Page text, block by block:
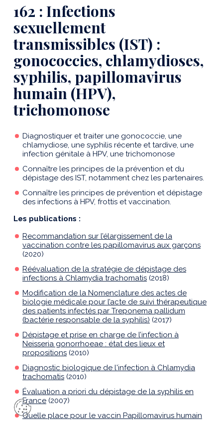
162 : Infections
sexuellement
transmissibles (IST) :
gonococcies, chlamydioses,
syphilis, papillomavirus
humain (HPV),
trichomonose
Diagnostiquer et traiter une gonococcie, une
chlamydiose, une syphilis récente et tardive, une
infection génitale à HPV, une trichomonose
Connaître les principes de la prévention et du
dépistage des IST, notamment chez les partenaires.
Connaître les principes de prévention et dépistage
des infections à HPV, frottis et vaccination.
Les publications :
Recommandation sur l’élargissement de la
vaccination contre les papillomavirus aux garçons
(2020)
Réévaluation de la stratégie de dépistage des
infections à Chlamydia trachomatis (2018)
Modification de la Nomenclature des actes de
biologie médicale pour l’acte de suivi thérapeutique
des patients infectés par Treponema pallidum
(bactérie responsable de la syphilis) (2017)
Dépistage et prise en charge de l’infection à
Neisseria gonorrhoeae : état des lieux et
propositions (2010)
Diagnostic biologique de l'infection à Chlamydia
trachomatis (2010)
Évaluation a priori du dépistage de la syphilis en
France (2007)
Quelle place pour le vaccin Papillomavirus humain